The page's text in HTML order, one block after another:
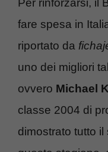
Per rinforzarsi, il
fare spesa in
riportato da
uno dei migliori
ovvero Michael
classe 2004 di
dimostrato tutto